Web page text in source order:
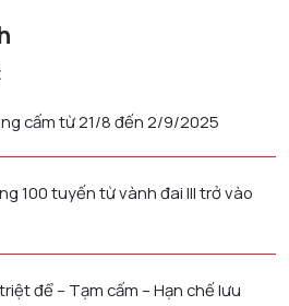
cấm từ 21/8 đến 2/9/2025
100 tuyến từ vành đai III trở vào
để – Tạm cấm – Hạn chế lưu